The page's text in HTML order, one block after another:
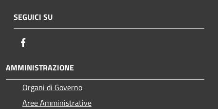
SEGUICI SU
AMMINISTRAZIONE
Organi di Governo
Aree Amministrative